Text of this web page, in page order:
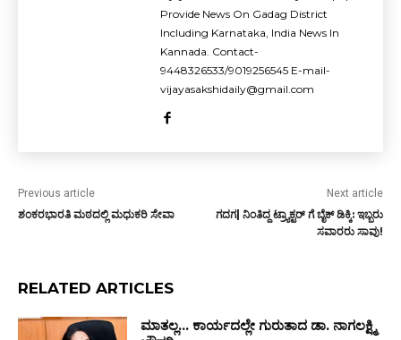
Provide News On Gadag District
Including Karnataka, India News In
Kannada. Contact-
9448326533/9019256545 E-mail-
vijayasakshidaily@gmail.com
Previous article
ಶಂಕರಭಾರತಿ ಮಠದಲ್ಲಿ ಮಧುಕರಿ ಸೇವಾ
Next article
ಗದಗ| ನಿಂತಿದ್ದ ಟ್ರ್ಯಾಕ್ಟರ್ ಗೆ ಬೈಕ್ ಡಿಕ್ಕಿ: ಇಬ್ಬರು
ಸವಾರರು ಸಾವು!
RELATED ARTICLES
ಮಾತಲ್ಲ… ಕಾರ್ಯದಲ್ಲೇ ಗುರುತಾದ ಡಾ. ನಾಗಲಕ್ಷ್ಮಿ